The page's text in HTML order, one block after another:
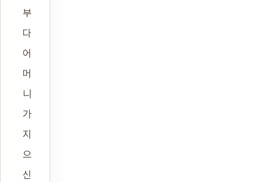
부
다
어
머
니
가
지
으
신